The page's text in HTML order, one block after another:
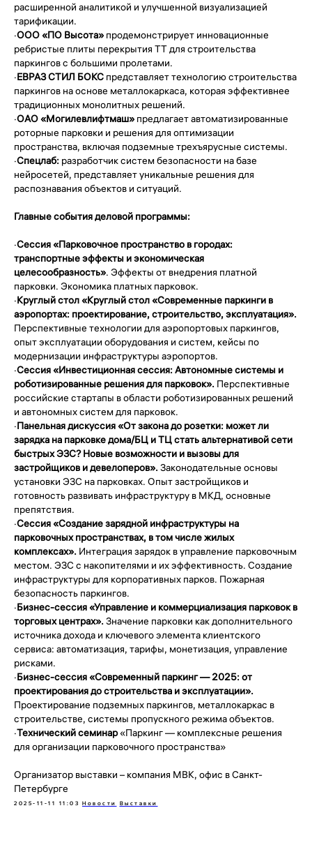
расширенной аналитикой и улучшенной визуализацией
тарификации.
·ООО «ПО Высота»продемонстрирует инновационные
ребристые плиты перекрытия ТТ для строительства
паркингов с большими пролетами.
·ЕВРАЗ СТИЛ БОКС представляет технологию строительства
паркингов на основе металлокаркаса, которая эффективнее
традиционных монолитных решений.
·ОАО «Могилевлифтмаш»предлагает автоматизированные
роторные парковки и решения для оптимизации
пространства, включая подземные трехъярусные системы.
·Спецлаб: разработчик систем безопасности на базе
нейросетей, представляет уникальные решения для
распознавания объектов и ситуаций.
Главные события деловой программы:
·Сессия «Парковочное пространство в городах:
транспортные эффекты и экономическая
целесообразность». Эффекты от внедрения платной
парковки. Экономика платных парковок.
·Круглый стол «Круглый стол «Современные паркинги в
аэропортах: проектирование, строительство, эксплуатация».
Перспективные технологии для аэропортовых паркингов,
опыт эксплуатации оборудования и систем, кейсы по
модернизации инфраструктуры аэропортов.
·Сессия «Инвестиционная сессия: Автономные системы и
роботизированные решения для парковок». Перспективные
российские стартапы в области роботизированных решений
и автономных систем для парковок.
·Панельная дискуссия «От закона до розетки: может ли
зарядка на парковке дома/БЦ и ТЦ стать альтернативой сети
быстрых ЭЗС? Новые возможности и вызовы для
застройщиков и девелоперов». Законодательные основы
установки ЭЗС на парковках. Опыт застройщиков и
готовность развивать инфраструктуру в МКД, основные
препятствия.
·Сессия «Создание зарядной инфраструктуры на
парковочных пространствах, в том числе жилых
комплексах». Интеграция зарядок в управление парковочным
местом. ЭЗС с накопителями и их эффективность. Создание
инфраструктуры для корпоративных парков. Пожарная
безопасность паркингов.
·Бизнес-сессия «Управление и коммерциализация парковок в
торговых центрах». Значение парковки как дополнительного
источника дохода и ключевого элемента клиентского
сервиса: автоматизация, тарифы, монетизация, управление
рисками.
·Бизнес-сессия «Современный паркинг — 2025:от
проектирования до строительства и эксплуатации».
Проектирование подземных паркингов, металлокаркас в
строительстве, системы пропускного режима объектов.
·Технический семинар«Паркинг — комплексные решения
для организации парковочного пространства»
Организатор выставки – компания МВК, офис в Санкт-
Петербурге
2025-11-11 11:03 Новости Выставки